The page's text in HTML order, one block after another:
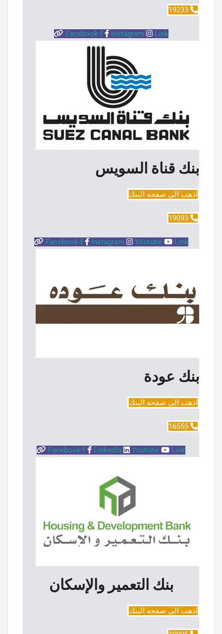
19233
Facebook-f Instagram Link
بنك قناة السويس
اذهب الى صفحه البنك
19093
Facebook-f Instagram Youtube Link
بنك عودة
اذهب الى صفحه البنك
16555
Facebook-f Linkedin Youtube Link
بنك التعمير والإسكان
اذهب الى صفحه البنك